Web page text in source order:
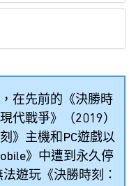
，在先前的《決勝時
代戰爭》（2019）
》主機和PC遊戲以
》中遭到永久停
遊玩《決勝時刻：